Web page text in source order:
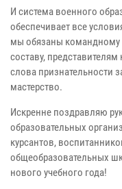
И система военного
обеспечивает все
мы обязаны командному
составу,
слова признательности
мастерство.
Искренне поздравляю
образовательных
курсантов,
общеобразовательных
нового учебного года!